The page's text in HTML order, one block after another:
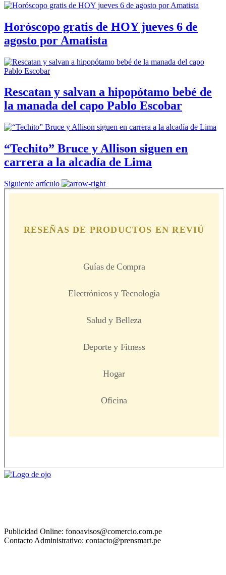
Horóscopo gratis de HOY jueves 6 de
agosto por Amatista
Rescatan y salvan a hipopótamo bebé de
la manada del capo Pablo Escobar
“Techito” Bruce y Allison siguen en
carrera a la alcadía de Lima
Siguiente artículo
Publicidad Online: fonoavisos@comercio.com.pe
Contacto Administrativo: contacto@prensmart.pe